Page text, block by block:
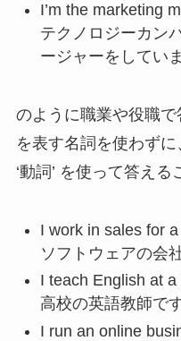
I’m the marketing
テクノロジーカン
ージャーをしてい
のように職業や役職
を表す名詞を使わず
‘動詞’ を使って答える
I work in sales for
ソフトウェアの会
I teach English at
高校の英語教師で
I run an online